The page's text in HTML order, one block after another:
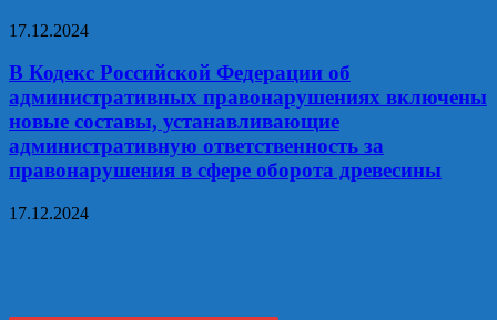
17.12.2024
В Кодекс Российской Федерации об
административных правонарушениях включены
новые составы, устанавливающие
административную ответственность за
правонарушения в сфере оборота древесины
17.12.2024